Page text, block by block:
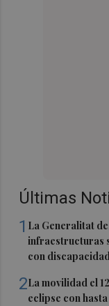
Últimas
1 La Generalitat
infraestructuras
con
2La movilidad el
eclipse con